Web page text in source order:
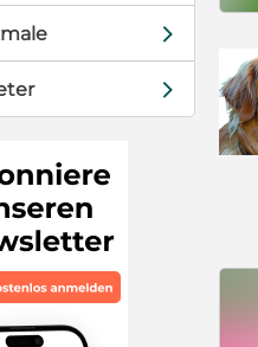
d
d